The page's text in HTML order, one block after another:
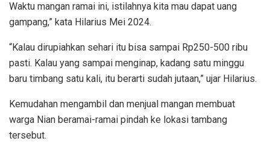
Waktu mangan ramai ini, istilahnya kita mau dapat uang
gampang,” kata Hilarius Mei 2024.
“Kalau dirupiahkan sehari itu bisa sampai Rp250-500 ribu
pasti. Kalau yang sampai menginap, kadang satu minggu
baru timbang satu kali, itu berarti sudah jutaan,” ujar Hilarius.
Kemudahan mengambil dan menjual mangan membuat
warga Nian beramai-ramai pindah ke lokasi tambang
tersebut.